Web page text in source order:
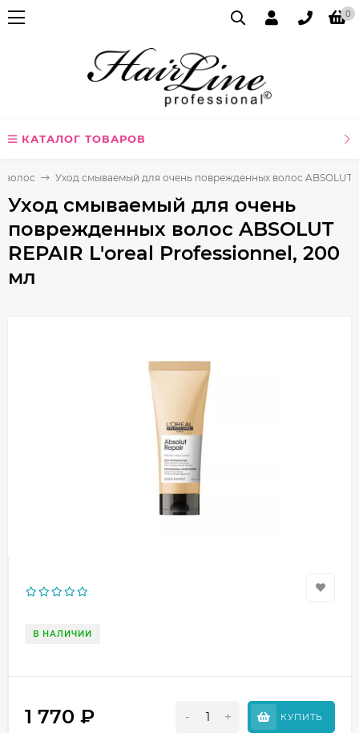
0
КАТАЛОГ ТОВАРОВ
волос Уход смываемый для очень поврежденных волос ABSOLUT
Уход смываемый для очень
поврежденных волос ABSOLUT
REPAIR L'oreal Professionnel, 200
мл
В НАЛИЧИИ
1 770 ₽ - + КУПИТЬ